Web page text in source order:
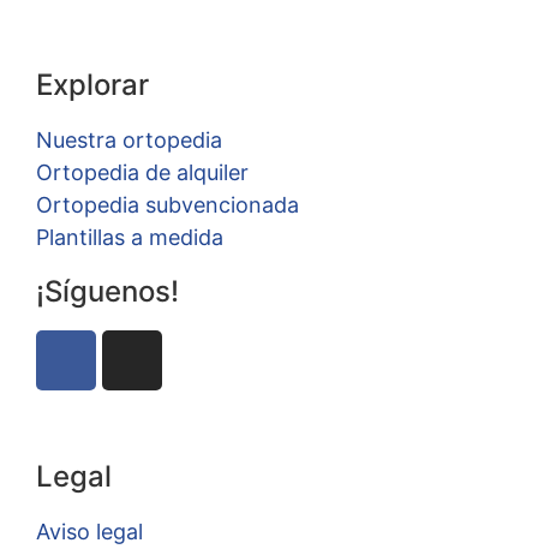
Explorar
Nuestra ortopedia
Ortopedia de alquiler
Ortopedia subvencionada
Plantillas a medida
¡Síguenos!
Legal
Aviso legal